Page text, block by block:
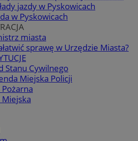
jazdy w Pyskowicach
w Pyskowicach
miasta
sprawę w Urzędzie Miasta?
Stanu Cywilnego
Miejska Policji
Pożarna
Miejska